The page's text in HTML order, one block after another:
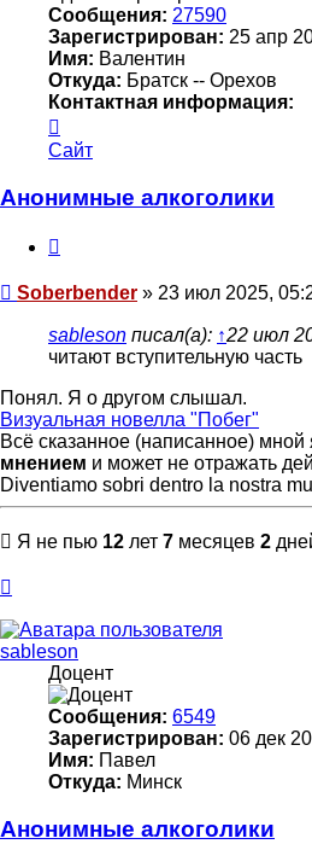
Сообщения: 27590
Зарегистрирован: 25 апр
Имя: Валентин
Откуда: Братск -- Орехов
Контактная информация:
информация
пользователя
Сайт
Анонимные алкоголики
Сообщение
Soberbender » 23 июл 2025,
sableson писал(а): ↑22 июл
читают вступительную часть
Понял. Я о другом слышал.
Визуальная новелла "Побег"
Всё сказанное (написанное) мной
мнением и может не отражать
Diventiamo sobri dentro la nostra
Я не пью 12 лет 7 месяцев 2
началу
sableson
Доцент
Сообщения: 6549
Зарегистрирован: 06 дек
Имя: Павел
Откуда: Минск
Анонимные алкоголики